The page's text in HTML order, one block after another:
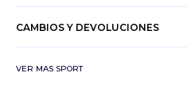
CAMBIOS Y DEVOLUCIONES
VER MAS SPORT